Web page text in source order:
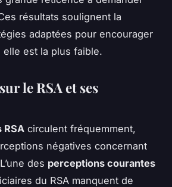
résultats soulignent la
adaptées pour encourager
elle est la plus faible.
le RSA et ses
RSA circulent fréquemment,
négatives concernant
des perceptions courantes
du RSA manquent de